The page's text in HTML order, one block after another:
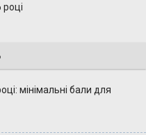
році
мінімальні бали для